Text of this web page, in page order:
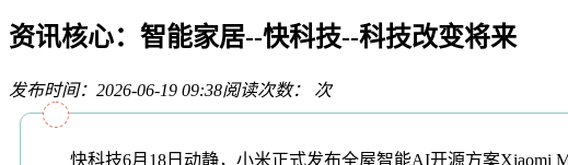
资讯核心：智能家居--快科技--科技改变将来
发布时间：2026-06-19 09:38阅读次数： 次
快科技6月18日动静，小米正式发布全屋智能AI开源方案Xiaomi